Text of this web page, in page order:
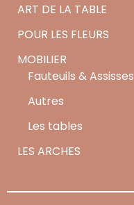
ART DE LA TABLE
POUR LES FLEURS
MOBILIER
Fauteuils & Assisses
Autres
Les tables
LES ARCHES